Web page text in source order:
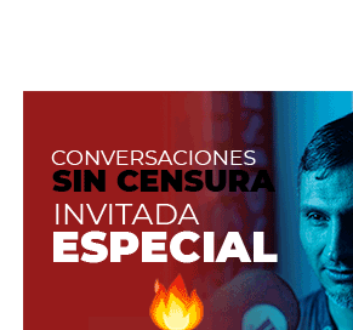
Limón
El limón no solo cuida y nutre tu